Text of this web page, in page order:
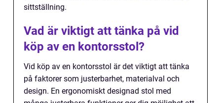
sittställning.
Vad är viktigt att tänka på vid
köp av en kontorsstol?
Vid köp av en kontorsstol är det viktigt att tänka
på faktorer som justerbarhet, materialval och
design. En ergonomiskt designad stol med